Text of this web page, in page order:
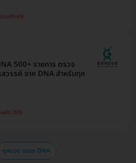
ประหยัด 4%
500+ รายการ ตรวจ
วรรค์ จาก DNA สำหรับทุก
หยัด 26%
ดูหมวด ตรวจ DNA